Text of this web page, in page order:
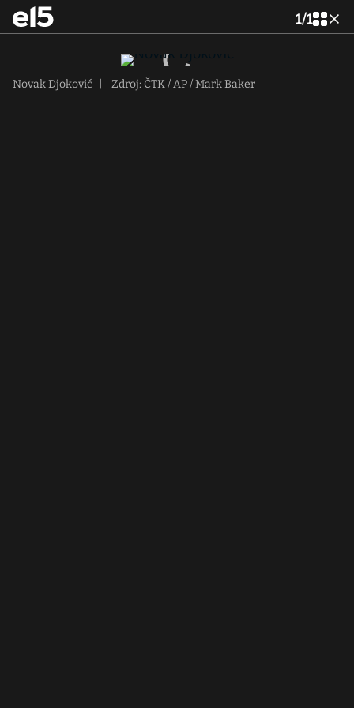
1/1
Novak Djoković Zdroj: ČTK / AP / Mark Baker